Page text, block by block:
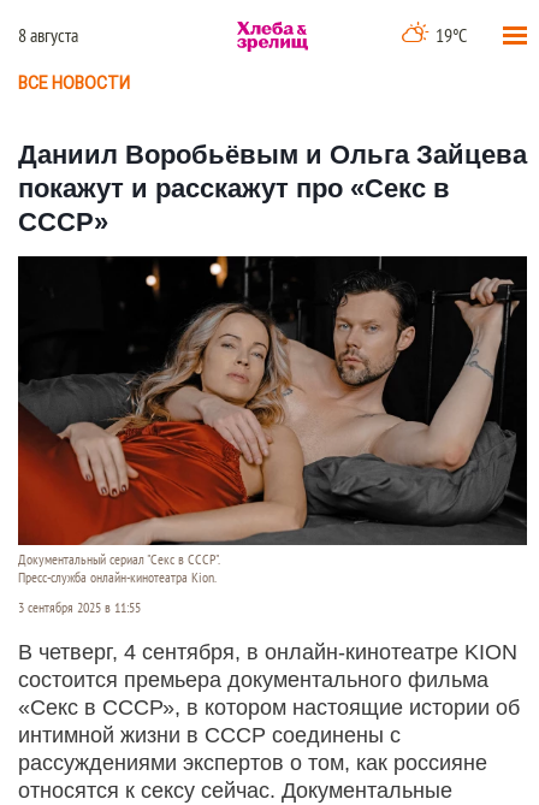
8 августа 19°C
ВСЕ НОВОСТИ
Даниил Воробьёвым и Ольга Зайцева
покажут и расскажут про «Секс в
СССР»
Документальный сериал "Секс в СССР".
Пресс-служба онлайн-кинотеатра Kion.
3 сентября 2025 в 11:55
В четверг, 4 сентября, в онлайн-кинотеатре KION
состоится премьера документального фильма
«Секс в СССР», в котором настоящие истории об
интимной жизни в СССР соединены с
рассуждениями экспертов о том, как россияне
относятся к сексу сейчас. Документальные